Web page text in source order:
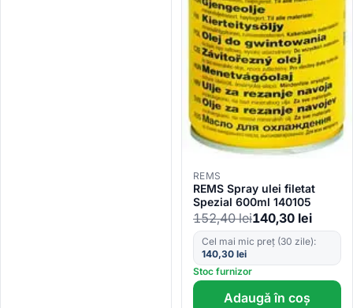
REMS
REMS Spray ulei filetat
Spezial 600ml 140105
152,40lei140,30 lei
Cel mai mic preț (30 zile):
140,30 lei
Stoc furnizor
Adaugă în coș